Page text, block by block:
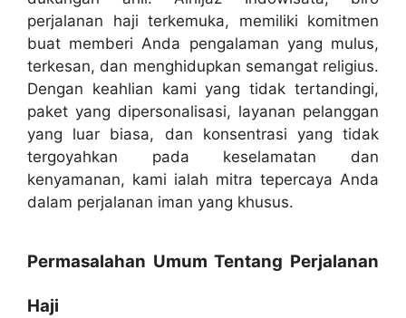
perjalanan haji terkemuka, memiliki komitmen
buat memberi Anda pengalaman yang mulus,
terkesan, dan menghidupkan semangat religius.
Dengan keahlian kami yang tidak tertandingi,
paket yang dipersonalisasi, layanan pelanggan
yang luar biasa, dan konsentrasi yang tidak
tergoyahkan pada keselamatan dan
kenyamanan, kami ialah mitra tepercaya Anda
dalam perjalanan iman yang khusus.
Permasalahan Umum Tentang Perjalanan
Haji